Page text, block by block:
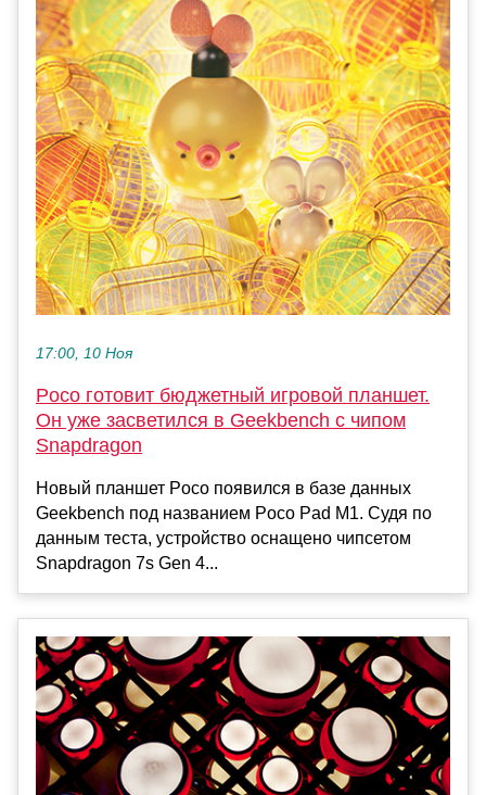
17:00, 10 Ноя
Poco готовит бюджетный игровой планшет.
Он уже засветился в Geekbench с чипом
Snapdragon
Новый планшет Poco появился в базе данных
Geekbench под названием Poco Pad M1. Судя по
данным теста, устройство оснащено чипсетом
Snapdragon 7s Gen 4...